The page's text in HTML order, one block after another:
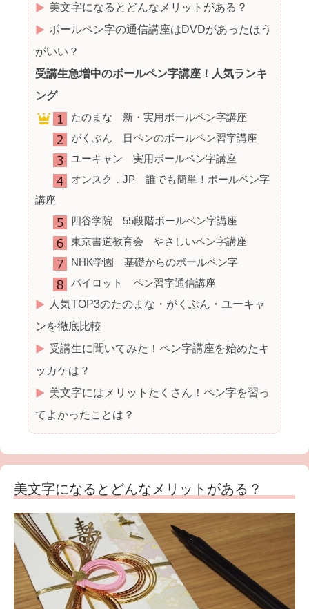
美文字になるとどんなメリットがある？
ボールペン字の通信講座はDVDがあったほう
がいい？
受講生急増中のボールペン字講座！人気ランキ
ング
たのまな 新・実用ボールペン字講座
がくぶん 日ペンのボールペン習字講座
ユーキャン 実用ボールペン字講座
オンスク．JP 誰でも簡単！ボールペン字
講座
四谷学院 55段階ボールペン字講座
東京書道教育会 やさしいペン字講座
NHK学園 基礎からのボールペン字
パイロット ペン習字通信講座
人気TOP3のたのまな・がくぶん・ユーキャ
ンを徹底比較
受講生に聞いてみた！ペン字講座を始めたキ
ッカケは？
美文字にはメリットたくさん！ペン字を習っ
てよかったことは？
美文字になるとどんなメリットがある？